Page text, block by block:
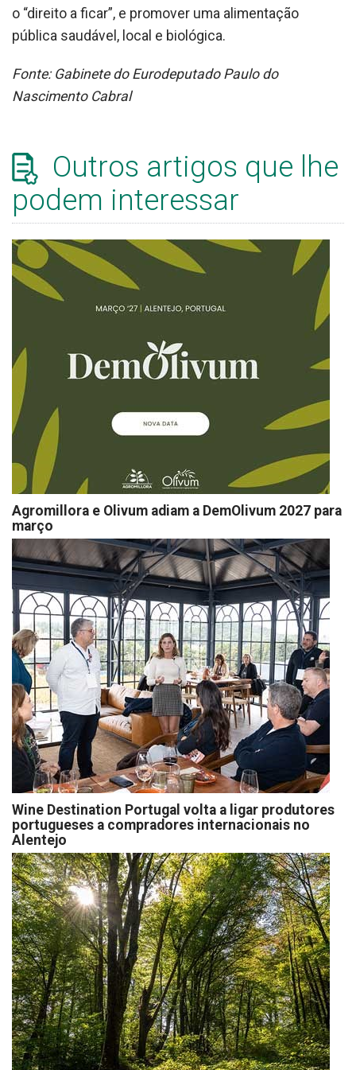
o “direito a ficar”, e promover uma alimentação
pública saudável, local e biológica.
Fonte: Gabinete do Eurodeputado Paulo do
Nascimento Cabral
Outros artigos que lhe
podem interessar
Agromillora e Olivum adiam a DemOlivum 2027 para
março
Wine Destination Portugal volta a ligar produtores
portugueses a compradores internacionais no
Alentejo